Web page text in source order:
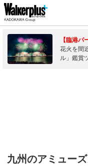
【臨港パ
花火を間
ル」鑑賞
九州のアミュー